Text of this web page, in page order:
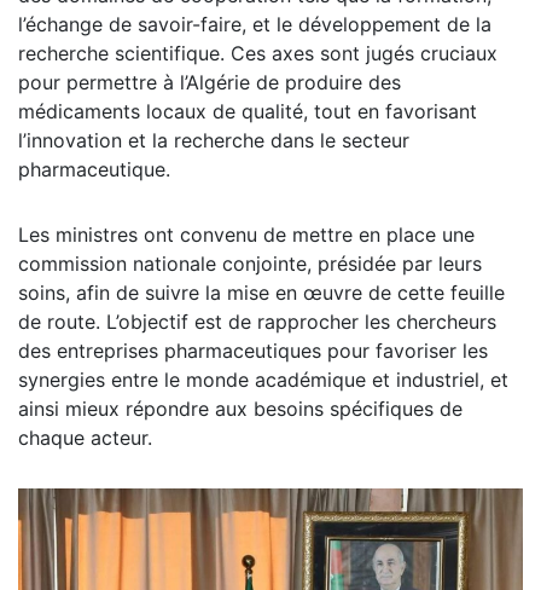
l’échange de savoir-faire, et le développement de la
recherche scientifique. Ces axes sont jugés cruciaux
pour permettre à l’Algérie de produire des
médicaments locaux de qualité, tout en favorisant
l’innovation et la recherche dans le secteur
pharmaceutique.
Les ministres ont convenu de mettre en place une
commission nationale conjointe, présidée par leurs
soins, afin de suivre la mise en œuvre de cette feuille
de route. L’objectif est de rapprocher les chercheurs
des entreprises pharmaceutiques pour favoriser les
synergies entre le monde académique et industriel, et
ainsi mieux répondre aux besoins spécifiques de
chaque acteur.